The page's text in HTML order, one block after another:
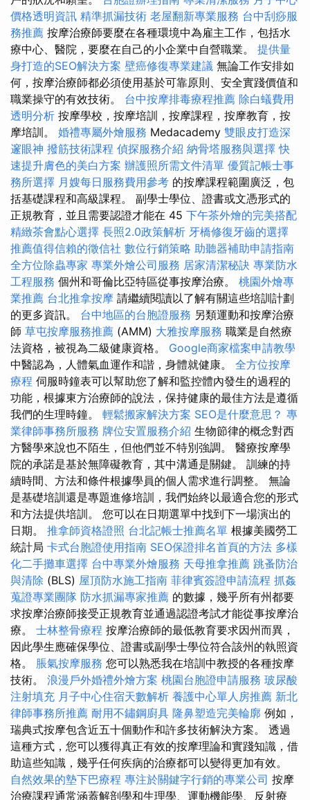
價格透明資訊 精準抓漏技術 老屋翻新專業服務 台中刮痧服
務推薦 按摩治療師要麼在各種環境中為雇主工作，包括水
療中心、醫院，要麼在自己的小企業中自營職業。 提供量
身打造的SEO解決方案 壁癌修復專業建議 無論工作安排如
何，按摩治療師都必須使用基於可靠原則、安全實踐價值和
職業操守的有效技術。 台中按摩排毒療程推薦 除白蟻費用
透明分析 按摩學校，按摩培訓，按摩課程，按摩教育，按
摩培訓。 婚禮專屬外燴服務 Medacademy 雙眼皮打造深
邃眼神 撥筋技術課程 偵探服務介紹 納骨塔服務與選擇 快
速提升膚色的美白方案 辦護照所需文件清單 優質記帳士事
務所選擇 月嫂每日服務費用參考 的按摩課程範圍廣泛，包
括基礎課程和高級課程。 副學士學位、證書或文憑形式的
正規教育，並且需要認證才能在 45 下午茶外燴的完美搭配
精緻茶會點心選擇 長照2.0政策解析 牙橋修復牙齒的選擇
推薦值得信賴的徵信社 數位行銷策略 助聽器補助申請指南
全方位除蟲專家 專業外燴公司服務 居家清潔秘訣 專業防水
工程服務 個州和哥倫比亞特區從事按摩治療。 桃園外燴專
業推薦 台北推拿按摩 請繼續閱讀以了解有關這些培訓計劃
的更多資訊。 台中地區的台胞證服務 另類運動和按摩治療
師 草屯按摩服務推薦 (AMM) 大雅按摩服務 職業是自然療
法資格，被視為二級健康資格。 Google商家檔案申請教學
中醫認為，人體氣血運作和諧，身體就健康。 全方位按摩
療程 伺服時鐘表可以幫助您了解和監控體內發生的過程的
功能，根據東方治療師的說法，保持健康的最佳方法是遵循
我們的生理時鐘。 輕鬆搬家解決方案 SEO是什麼意思？ 專
業律師事務所服務 牌位安置服務介紹 生物節律的概念對西
方醫學來說也不陌生，但他們並不特別強調。 醫療按摩學
院的承諾是基於無障礙教育，其中溝通是關鍵。 訓練的持
續時間、方法和條件根據學員的個人需求進行調整。 無論
是基礎培訓還是專題進修培訓，我們始終以最適合您的形式
和方法提供培訓。 您可以在日期選單中找到下一場演出的
日期。 推拿師資格證照 台北記帳士推薦名單 根據美國勞工
統計局 卡式台胞證使用指南 SEO保證排名首頁的方法 多樣
化二手攤車選擇 台中專業外燴服務 天母推拿推薦 跳蚤防治
與清除 (BLS) 屋頂防水施工指南 菲律賓簽證申請流程 抓姦
蒐證專業團隊 防水抓漏專家推薦 的數據，幾乎所有州都要
求按摩治療師接受正規教育並通過認證考試才能從事按摩治
療。 士林整骨療程 按摩治療師的最低教育要求因州而異，
因此學生應確保學位、證書或副學士學位符合該州的執照資
格。 脹氣按摩服務 您可以熟悉我在培訓中教授的各種按摩
技術。 浪漫戶外婚禮外燴方案 桃園台胞證申請服務 玻尿酸
注射填充 月子中心住宿天數解析 養護中心單人房推薦 新北
律師事務所推薦 耐用不鏽鋼廚具 隆鼻塑造完美輪廓 例如，
瑞典式按摩包含近五十個動作和許多技術解決方案。 透過
這種方式，您可以獲得真正有效的按摩理論和實踐知識，借
助這些知識，幾乎任何疾病的治療都可以變得更加有效。
自然效果的墊下巴療程 專注於關鍵字行銷的專業公司 按摩
治療課程通常涵蓋解剖學和生理學、運動機能學、反射療